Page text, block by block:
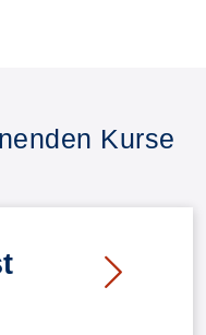
Kurse